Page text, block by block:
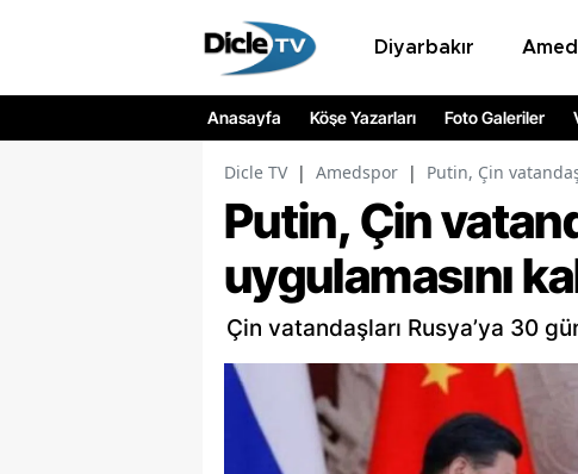
Diyarbakır
Anasayfa Köşe Yazarları Foto Galeriler
Dicle TV | Amedspor | Putin, Çin
Putin, Çin
uygulamasını
Çin vatandaşları Rusya’ya 30